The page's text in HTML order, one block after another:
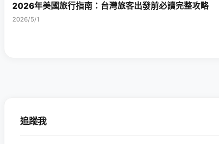
2026年美國旅行指南：台灣旅客出發前必讀完整攻略
2026/5/1
追蹤我